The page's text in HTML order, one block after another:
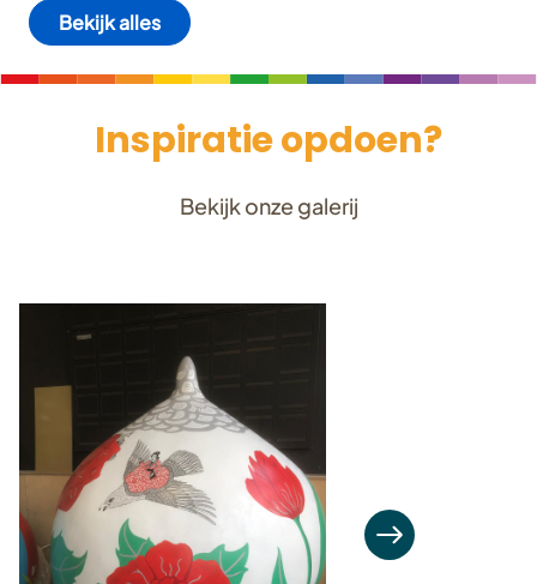
Bekijk alles
Inspiratie opdoen?
Bekijk onze galerij